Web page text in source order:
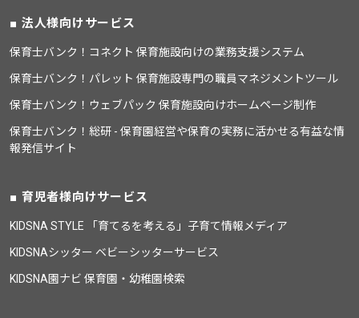
法人様向けサービス
保育士バンク！コネクト 保育施設向けの業務支援システム
保育士バンク！パレット 保育施設専門の職員マネジメントツール
保育士バンク！ウェブパック 保育施設向けホームページ制作
保育士バンク！総研 - 保育園経営や保育の実務に活かせる有益な情
報発信サイト
育児者様向けサービス
KIDSNA STYLE 「育てるを考える」子育て情報メディア
KIDSNAシッター ベビーシッターサービス
KIDSNA園ナビ 保育園・幼稚園検索